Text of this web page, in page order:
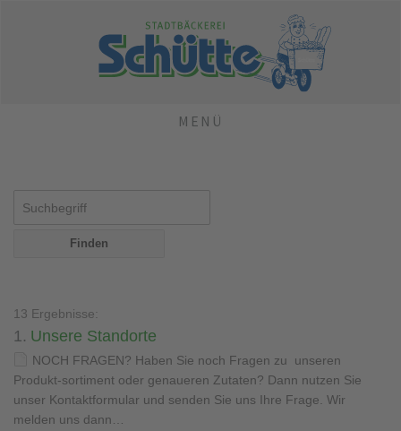
MENÜ
13 Ergebnisse:
1. Unsere Standorte
NOCH FRAGEN? Haben Sie noch Fragen zu unseren
Produkt-sortiment oder genaueren Zutaten? Dann nutzen Sie
unser Kontaktformular und senden Sie uns Ihre Frage. Wir
melden uns dann…